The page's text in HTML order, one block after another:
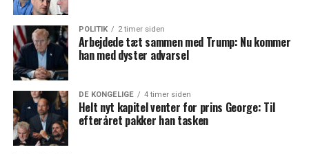
POLITIK 2 timer siden
Arbejdede tæt sammen med Trump: Nu kommer
han med dyster advarsel
DE KONGELIGE 4 timer siden
Helt nyt kapitel venter for prins George: Til
efteråret pakker han tasken